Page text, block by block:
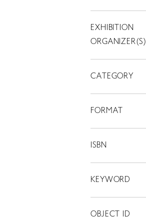
THINK ISLANDS
EXHIBITION
ORGANIZER(S)
CATEGORY
FORMAT
ISBN
KEYWORD
OBJECT ID